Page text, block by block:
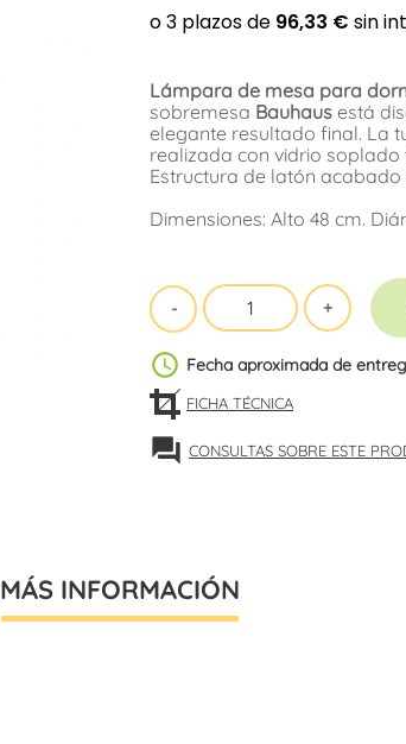
Lámpara de mesa para
sobremesa Bauhaus está
elegante resultado final. La
realizada con vidrio
Estructura de latón
Dimensiones: Alto 48 cm.
schedule Fecha aproximada de
FICHA TÉCNICA
forum CONSULTAS SOBRE ESTE
MÁS INFORMACIÓN